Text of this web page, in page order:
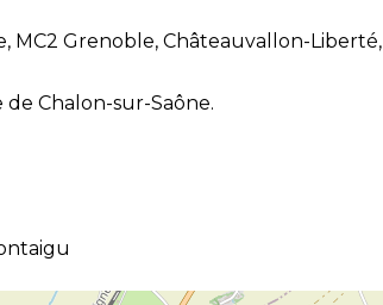
MC2 Grenoble, Châteauvallon-Liberté,
de Chalon-sur-Saône.